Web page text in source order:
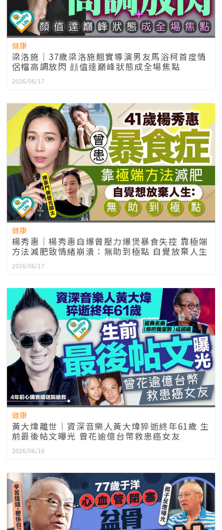
健康
梁洛施｜37歲梁洛施翹實導演男友馬浴柯首度情
侶檔高調放閃 顔值達巔峰狀態成全場焦點
2026/06/17
健康
楊秀惠｜楊秀惠自爆曾壓力爆煲暴食失控 靠極端
方法減肥致情緒崩潰：無助到極點 自覺放棄人生
2026/06/17
健康
黃大煒離世｜資深音樂人黃大煒猝逝終年61歲 生
前最後帖文曝光 曾花逾億台幣救患癌女友
2026/06/16